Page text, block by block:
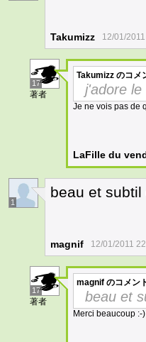
Takumizz 12/01/
17
著者
Takumizz のコメ
j'adore le
Je ne vois pas de
LaFille du
1
beau et
magnif 12/01/2011
17
著者
magnif のコメン
beau et
Merci beaucoup :-)